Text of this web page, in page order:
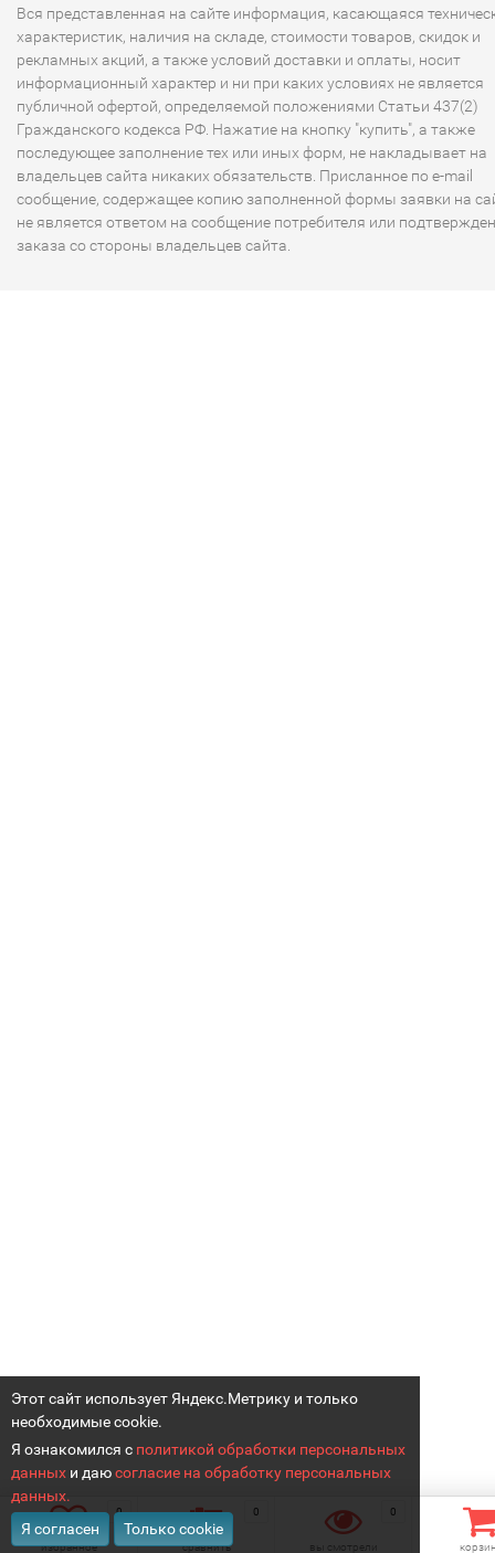
Этот сайт использует Яндекс.Метрику и только
необходимые cookie.
Я ознакомился с политикой обработки персональных
данных и даюсогласие на обработку персональных
данных.
Я согласен
Только cookie
Вся представленная на сайте информация, касающаяся
характеристик, наличия на складе, стоимости товаров, скидок и
рекламных акций, а также условий доставки и оплаты, носит
информационный характер и ни при каких условиях не является
публичной офертой, определяемой положениями Статьи 437(2)
Гражданского кодекса РФ. Нажатие на кнопку "купить", а также
последующее заполнение тех или иных форм, не накладывает на
владельцев сайта никаких обязательств. Присланное по e-mail
сообщение, содержащее копию заполненной формы заявки на
не является ответом на сообщение потребителя или
заказа со стороны владельцев сайта.
0
избранное
0
сравнить
0
вы смотрели